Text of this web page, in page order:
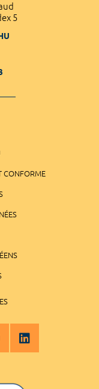
5
CONFORME